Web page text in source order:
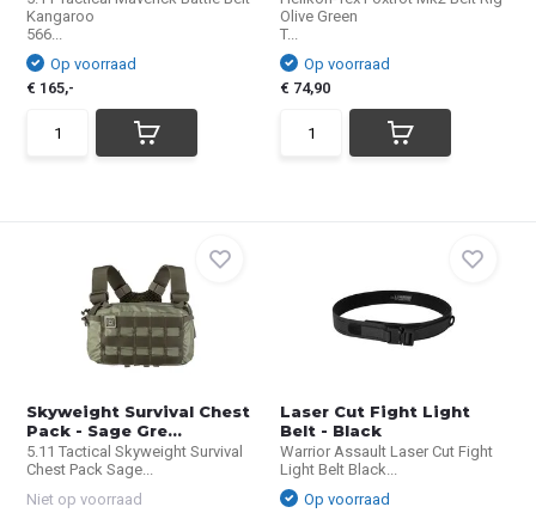
Kangaroo
566...
Op voorraad
€ 165,-
Olive Green
T...
Op voorraad
€ 74,90
Skyweight Survival Chest
Pack - Sage Gre...
5.11 Tactical Skyweight Survival
Chest Pack Sage...
Niet op voorraad
Laser Cut Fight Light
Belt - Black
Warrior Assault Laser Cut Fight
Light Belt Black...
Op voorraad